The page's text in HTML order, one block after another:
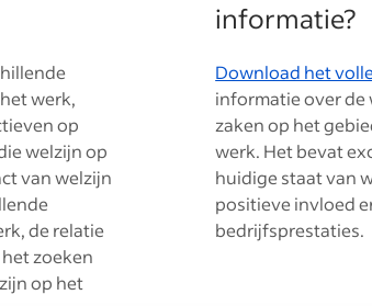
werk,
op
welzijn op
van welzijn
de relatie
zoeken
op het
informatie?
Download het
informatie over de
zaken op het
werk. Het bevat
huidige staat van
positieve invloed
bedrijfsprestaties.